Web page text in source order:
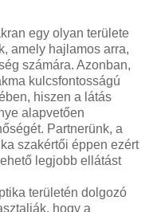
egy olyan területe
amely hajlamos arra,
számára. Azonban,
kulcsfontosságú
hiszen a látás
alapvetően
Partnerünk, a
szakértői éppen ezért
legjobb ellátást
területén dolgozó
hogy a